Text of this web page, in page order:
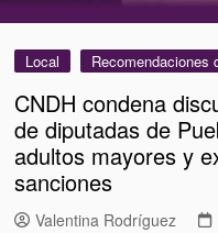
Local Recomendaciones
CNDH condena
de diputadas de
adultos mayores y
sanciones
Valentina Rodríguez